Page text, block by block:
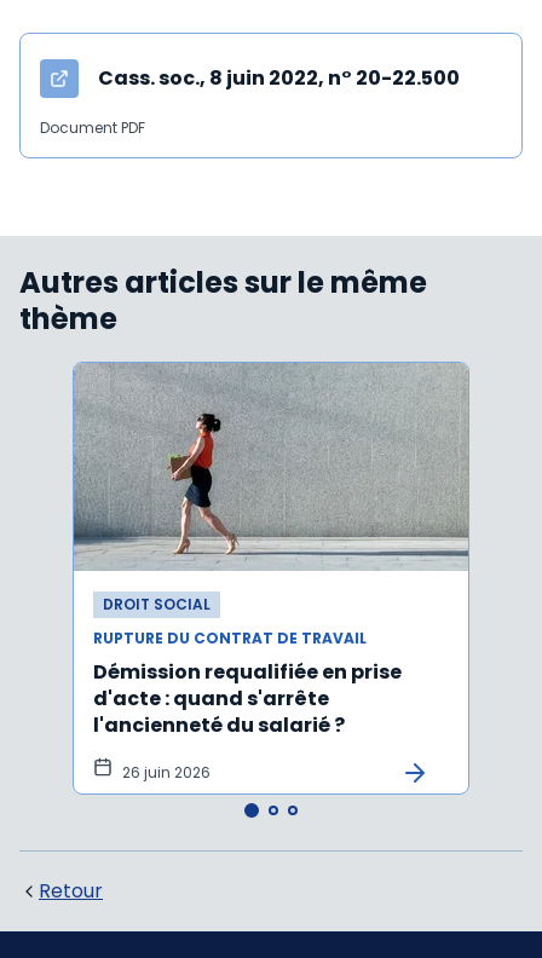
Cass. soc., 8 juin 2022, n° 20-22.500
Document PDF
Autres articles sur le même
thème
DROIT SOCIAL
RUPTURE DU CONTRAT DE TRAVAIL
Démission requalifiée en prise
d'acte : quand s'arrête
l'ancienneté du salarié ?
26 juin 2026
Retour